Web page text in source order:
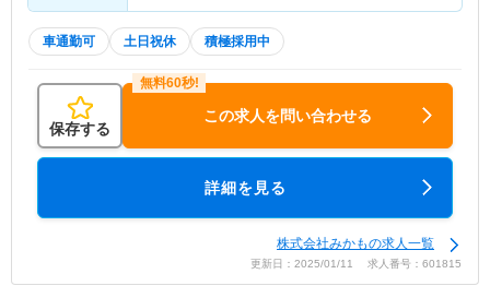
車通勤可 土日祝休 積極採用中
保存する
この求人を問い合わせる
詳細を見る
株式会社みかもの求人一覧
更新日：2025/01/11 求人番号：601815